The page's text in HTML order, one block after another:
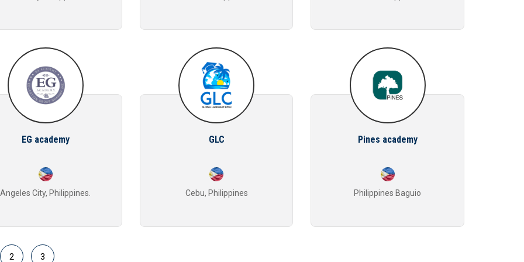
EG academy
Angeles City, Philippines.
GLC
Cebu, Philippines
Pines academy
Philippines Baguio
2 3